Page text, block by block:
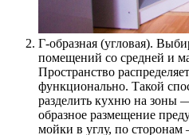
Г-образная (угловая).
помещений со средней и
Пространство
функционально. Такой
разделить кухню на зоны
образное размещение
мойки в углу, по